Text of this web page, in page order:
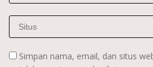
Simpan nama, email, dan situs